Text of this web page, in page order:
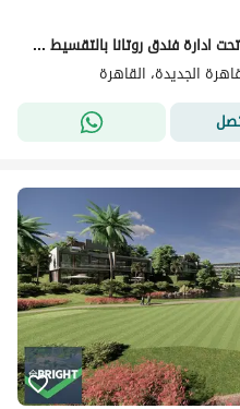
استوديو متشطب بالفرش والتكييفات تحت ادارة فندق روتانا بالتقسيط علي 9 سنين
الجديدة، القاهرة